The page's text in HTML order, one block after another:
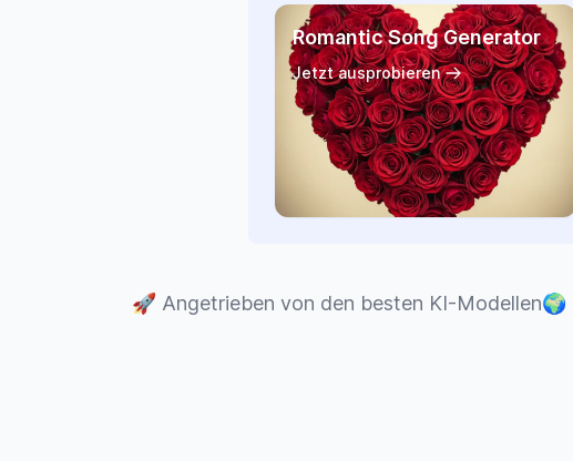
Romantic Song Generator
Jetzt ausprobieren
🚀 Angetrieben von den besten KI-Modellen🌍